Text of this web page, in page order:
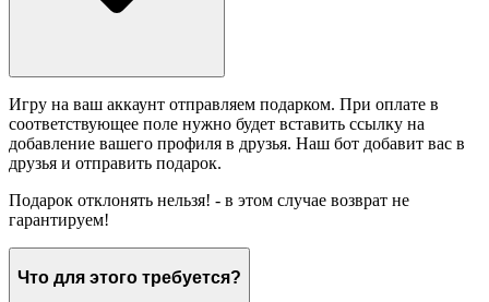
Игру на ваш аккаунт отправляем подарком. При оплате в
соответствующее поле нужно будет вставить ссылку на
добавление вашего профиля в друзья. Наш бот добавит вас в
друзья и отправить подарок.
Подарок отклонять нельзя! - в этом случае возврат не
гарантируем!
Что для этого требуется?